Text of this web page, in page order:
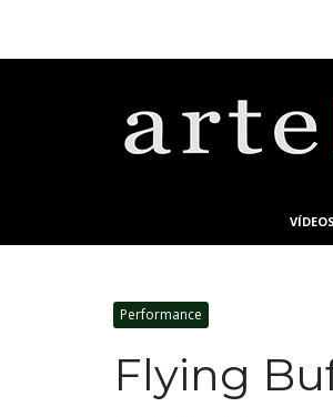
VÍDEOS
Performance
Flying